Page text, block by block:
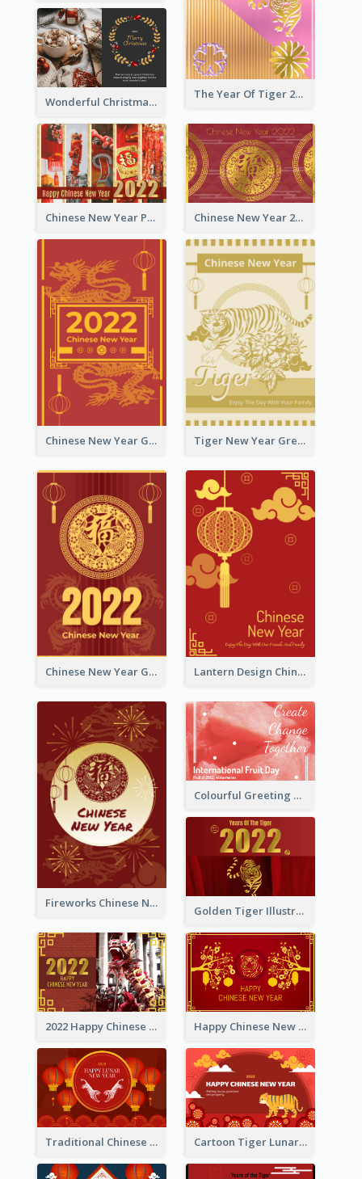
The Year Of Tiger 2022 Golden Greeting Card
Wonderful Christmas Greeting Card
Chinese New Year Photo Greeting Card Chinese New Year 2022 Golden Greeting Card
Chinese New Year Greeting Card With Graphic Decorations Tiger New Year Greeting Card With Decorations
Chinese New Year Greeting Card With Dragon Decorations Lantern Design Chinese New Year Greeting Card
Fireworks Chinese New Year Greeting Card
Colourful Greeting Card For International Fruit Day 2021
Golden Tiger Illustration Chinese New Year Greeting Card
2022 Happy Chinese New Year Greeting Card With Photo Happy Chinese New Year Greeting Card With Chinese Tree Illustration
Traditional Chinese New Year Celebration Greeting Card Cartoon Tiger Lunar New Year Greeting Card